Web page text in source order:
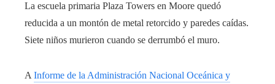
La escuela primaria Plaza Towers en Moore quedó
reducida a un montón de metal retorcido y paredes caídas.
Siete niños murieron cuando se derrumbó el muro.
AInforme de la Administración Nacional Oceánica y